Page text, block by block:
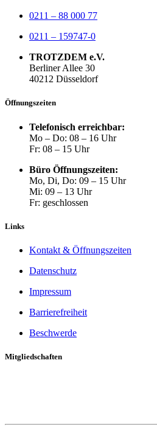
0211 – 88 000 77
0211 – 159747-0
TROTZDEM e.V.
Berliner Allee 30
40212 Düsseldorf
Öffnungszeiten
Telefonisch erreichbar:
Mo – Do: 08 – 16 Uhr
Fr: 08 – 15 Uhr
Büro Öffnungszeiten:
Mo, Di, Do: 09 – 15 Uhr
Mi: 09 – 13 Uhr
Fr: geschlossen
Links
Kontakt & Öffnungszeiten
Datenschutz
Impressum
Barrierefreiheit
Beschwerde
Mitgliedschaften